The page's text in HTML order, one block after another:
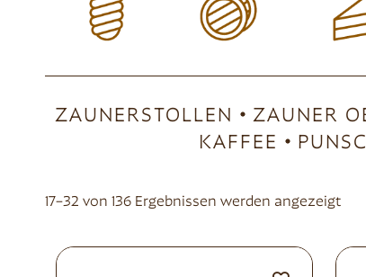
ZAUNERSTOLLEN ZAUNER
KAFFEE
17–32 von 136 Ergebnissen werden angezeigt